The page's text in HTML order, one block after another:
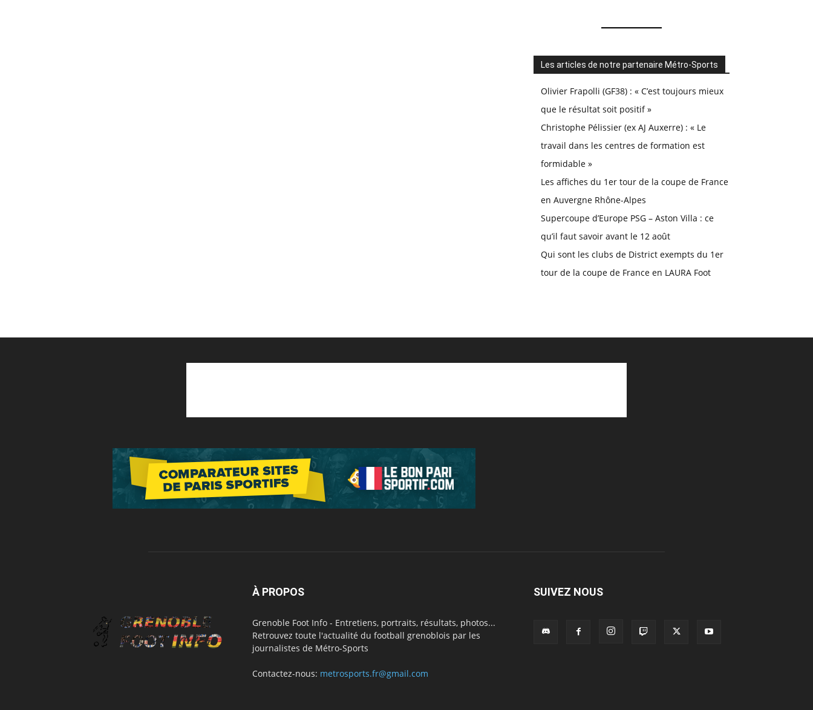
Les articles de notre partenaire Métro-Sports
Olivier Frapolli (GF38) : « C’est toujours mieux
que le résultat soit positif »
Christophe Pélissier (ex AJ Auxerre) : « Le
travail dans les centres de formation est
formidable »
Les affiches du 1er tour de la coupe de France
en Auvergne Rhône-Alpes
Supercoupe d’Europe PSG – Aston Villa : ce
qu’il faut savoir avant le 12 août
Qui sont les clubs de District exempts du 1er
tour de la coupe de France en LAURA Foot
À PROPOS
Grenoble Foot Info - Entretiens, portraits, résultats, photos...
Retrouvez toute l'actualité du football grenoblois par les
journalistes de Métro-Sports
Contactez-nous: metrosports.fr@gmail.com
SUIVEZ NOUS